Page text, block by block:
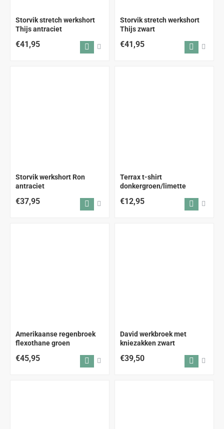
Storvik stretch werkshort
Thijs antraciet
€41,95
Storvik stretch werkshort
Thijs zwart
€41,95
Storvik werkshort Ron
antraciet
€37,95
Terrax t-shirt
donkergroen/limette
€12,95
Amerikaanse regenbroek
flexothane groen
€45,95
David werkbroek met
kniezakken zwart
€39,50